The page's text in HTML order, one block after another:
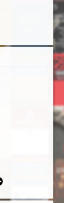
od średniowiecza